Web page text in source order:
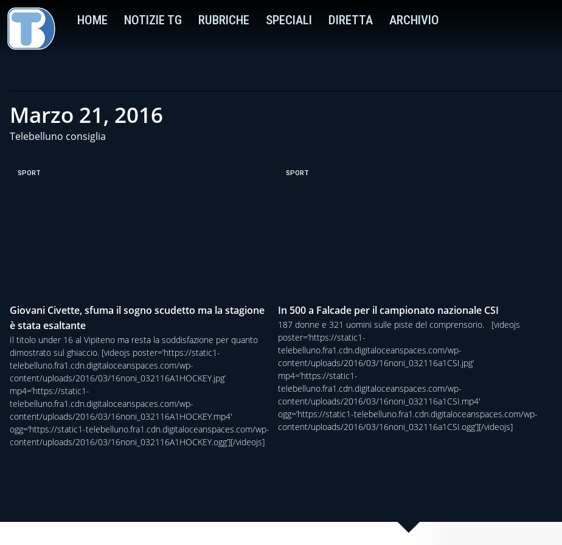
HOME NOTIZIE TG RUBRICHE SPECIALI DIRETTA ARCHIVIO
Marzo 21, 2016
Telebelluno consiglia
SPORT
Giovani Civette, sfuma il sogno scudetto ma la stagione
è stata esaltante
Il titolo under 16 al Vipiteno ma resta la soddisfazione per quanto
dimostrato sul ghiaccio. [videojs poster=’https://static1-
telebelluno.fra1.cdn.digitaloceanspaces.com/wp-
content/uploads/2016/03/16noni_032116A1HOCKEY.jpg’
mp4=’https://static1-
telebelluno.fra1.cdn.digitaloceanspaces.com/wp-
content/uploads/2016/03/16noni_032116A1HOCKEY.mp4′
ogg=’https://static1-telebelluno.fra1.cdn.digitaloceanspaces.com/wp-
content/uploads/2016/03/16noni_032116A1HOCKEY.ogg’][/videojs]
SPORT
In 500 a Falcade per il campionato nazionale CSI
187 donne e 321 uomini sulle piste del comprensorio. [videojs
poster=’https://static1-
telebelluno.fra1.cdn.digitaloceanspaces.com/wp-
content/uploads/2016/03/16noni_032116a1CSI.jpg’
mp4=’https://static1-
telebelluno.fra1.cdn.digitaloceanspaces.com/wp-
content/uploads/2016/03/16noni_032116a1CSI.mp4′
ogg=’https://static1-telebelluno.fra1.cdn.digitaloceanspaces.com/wp-
content/uploads/2016/03/16noni_032116a1CSI.ogg’][/videojs]